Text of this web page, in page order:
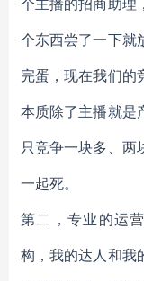
个主播的招商助理
个东西尝了一下就
完蛋，现在我们的
本质除了主播就是
只竞争一块多、两
一起死。
第二，专业的运
构，我的达人和我